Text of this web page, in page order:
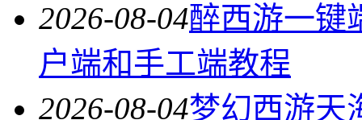
2026-08-04醉西游一键
户端和手工端教程
2026-08-04梦幻西游天